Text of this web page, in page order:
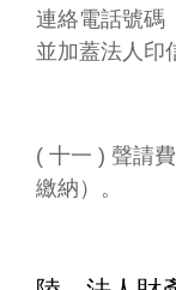
連絡電話號碼
並加蓋法人印
( 十一 ) 聲請
繳納）。